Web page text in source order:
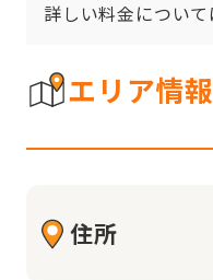
エリア情報
住所